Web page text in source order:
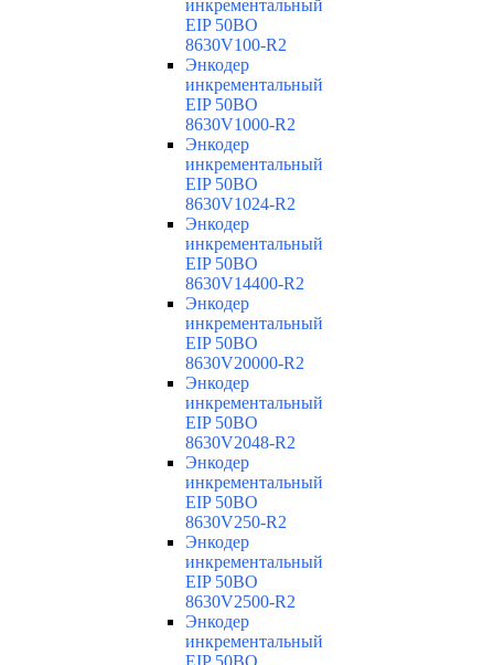
инкрементальный
EIP 50BO
8630V100-R2
Энкодер
инкрементальный
EIP 50BO
8630V1000-R2
Энкодер
инкрементальный
EIP 50BO
8630V1024-R2
Энкодер
инкрементальный
EIP 50BO
8630V14400-R2
Энкодер
инкрементальный
EIP 50BO
8630V20000-R2
Энкодер
инкрементальный
EIP 50BO
8630V2048-R2
Энкодер
инкрементальный
EIP 50BO
8630V250-R2
Энкодер
инкрементальный
EIP 50BO
8630V2500-R2
Энкодер
инкрементальный